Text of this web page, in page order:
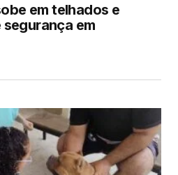
em telhados e
em